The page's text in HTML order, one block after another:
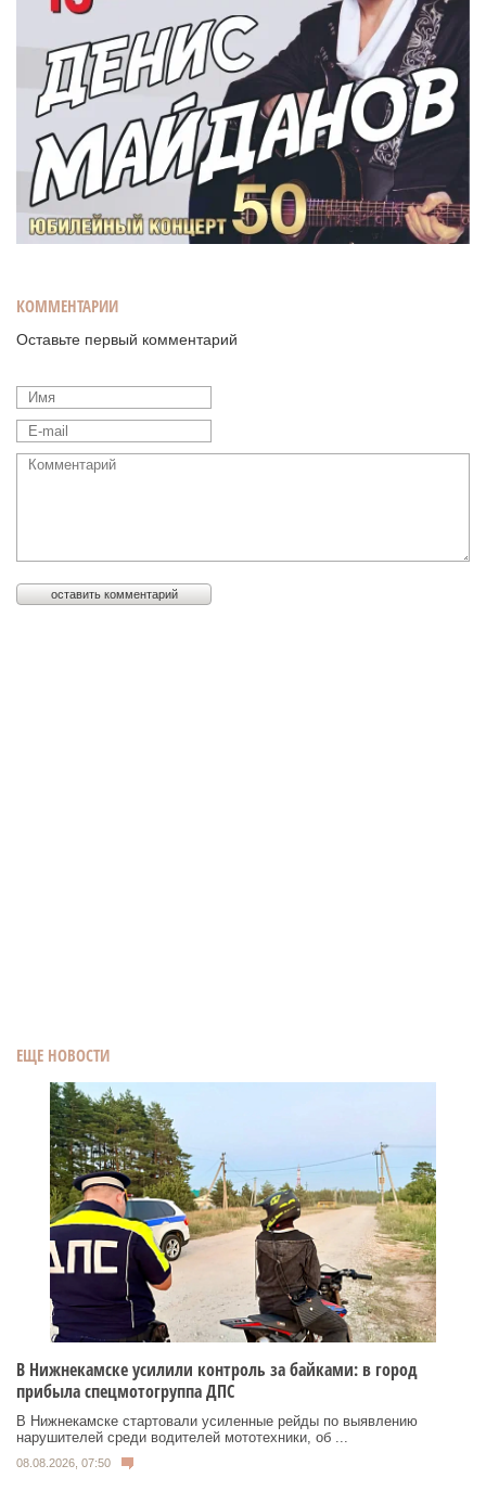
ЕЩЕ НОВОСТИ
В Нижнекамске усилили контроль за байками: в город
прибыла спецмотогруппа ДПС
В Нижнекамске стартовали усиленные рейды по выявлению
нарушителей среди водителей мототехники, об ...
08.08.2026, 07:50
КОММЕНТАРИИ
Оставьте первый комментарий